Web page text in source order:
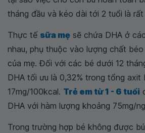
tháng đầu và kéo dài tới 2 tuổi là rất
Thực tế sữa mẹ sẽ chứa DHA ở
nhau, phụ thuộc vào lượng chất
của mẹ. Đối với các bé dưới 12
DHA tối ưu là 0,32% trong tổng axit
17mg/100kcal. Trẻ em từ 1 - 6 tuổi
DHA với hàm lượng khoảng 75mg/
Trong trường hợp bé không được